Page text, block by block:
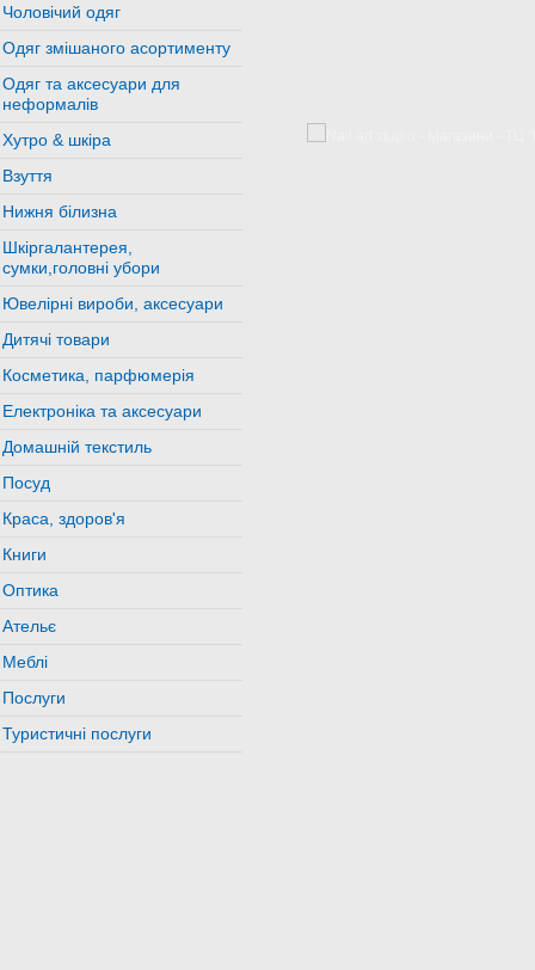
Чоловічий одяг
Одяг змішаного асортименту
Одяг та аксесуари для
неформалів
Хутро & шкіра
Взуття
Нижня білизна
Шкіргалантерея,
сумки,головні убори
Ювелірні вироби, аксесуари
Дитячі товари
Косметика, парфюмерія
Електроніка та аксесуари
Домашній текстиль
Посуд
Краса, здоров'я
Книги
Оптика
Ательє
Меблі
Послуги
Туристичні послуги